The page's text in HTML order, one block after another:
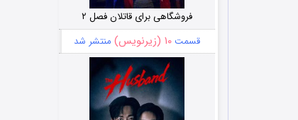
فروشگاهی برای قاتلان فصل ۲
قسمت۱۰ (زیرنویس) منتشر شد